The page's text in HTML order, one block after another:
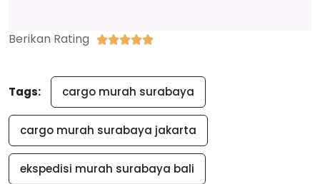
Berikan Rating 
Tags: cargo murah surabaya
cargo murah surabaya jakarta
ekspedisi murah surabaya bali